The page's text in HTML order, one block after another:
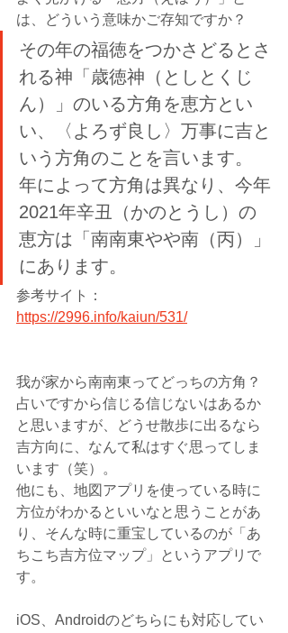
は、どういう意味かご存知ですか？
その年の福徳をつかさどるとさ
れる神「歳徳神（としとくじ
ん）」のいる方角を恵方とい
い、〈よろず良し〉万事に吉と
いう方角のことを言います。
年によって方角は異なり、今年
2021年辛丑（かのとうし）の
恵方は「南南東やや南（丙）」
にあります。
参考サイト：
https://2996.info/kaiun/531/
我が家から南南東ってどっちの方角？
占いですから信じる信じないはあるか
と思いますが、どうせ散歩に出るなら
吉方向に、なんて私はすぐ思ってしま
います（笑）。
他にも、地図アプリを使っている時に
方位がわかるといいなと思うことがあ
り、そんな時に重宝しているのが「あ
ちこち吉方位マップ」というアプリで
す。
iOS、Androidのどちらにも対応してい